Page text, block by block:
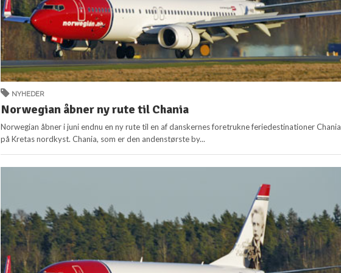
NYHEDER
Norwegian åbner ny rute til Chania
Norwegian åbner i juni endnu en ny rute til en af danskernes foretrukne feriedestinationer Chania
på Kretas nordkyst. Chania, som er den andenstørste by...